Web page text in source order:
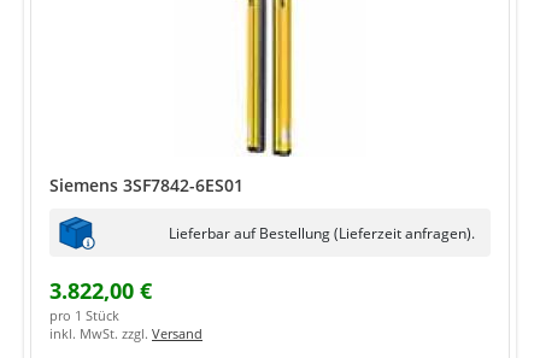
Siemens 3SF7842-6ES01
Lieferbar auf Bestellung (Lieferzeit anfragen).
3.822,00 €
pro 1 Stück
inkl. MwSt. zzgl. Versand